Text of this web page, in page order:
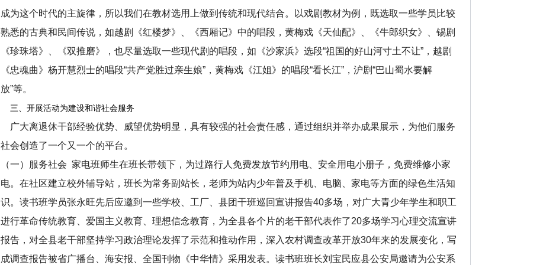
成为这个时代的主旋律，所以我们在教材选用上做到传统和现代结合。以戏剧教材为例，既选取一些学员比较
熟悉的古典和民间传说，如越剧《红楼梦》、《西厢记》中的唱段，黄梅戏《天仙配》、《牛郎织女》、锡剧
《珍珠塔》、《双推磨》，也尽量选取一些现代剧的唱段，如《沙家浜》选段“祖国的好山河寸土不让”，越剧
《忠魂曲》杨开慧烈士的唱段“共产党胜过亲生娘”，黄梅戏《江姐》的唱段“看长江”，沪剧“巴山蜀水要解
放”等。
三、开展活动为建设和谐社会服务
广大离退休干部经验优势、威望优势明显，具有较强的社会责任感，通过组织并举办成果展示，为他们服务
社会创造了一个又一个的平台。
（一）服务社会 家电班师生在班长带领下，为过路行人免费发放节约用电、安全用电小册子，免费维修小家
电。在社区建立校外辅导站，班长为常务副站长，老师为站内少年普及手机、电脑、家电等方面的绿色生活知
识。读书班学员张永旺先后应邀到一些学校、工厂、县团干班巡回宣讲报告40多场，对广大青少年学生和职工
进行革命传统教育、爱国主义教育、理想信念教育，为全县各个片的老干部代表作了20多场学习心理交流宣讲
报告，对全县老干部坚持学习政治理论发挥了示范和推动作用，深入农村调查改革开放30年来的发展变化，写
成调查报告被省广播台、海安报、全国刊物《中华情》采用发表。读书班班长刘宝民应县公安局邀请为公安系